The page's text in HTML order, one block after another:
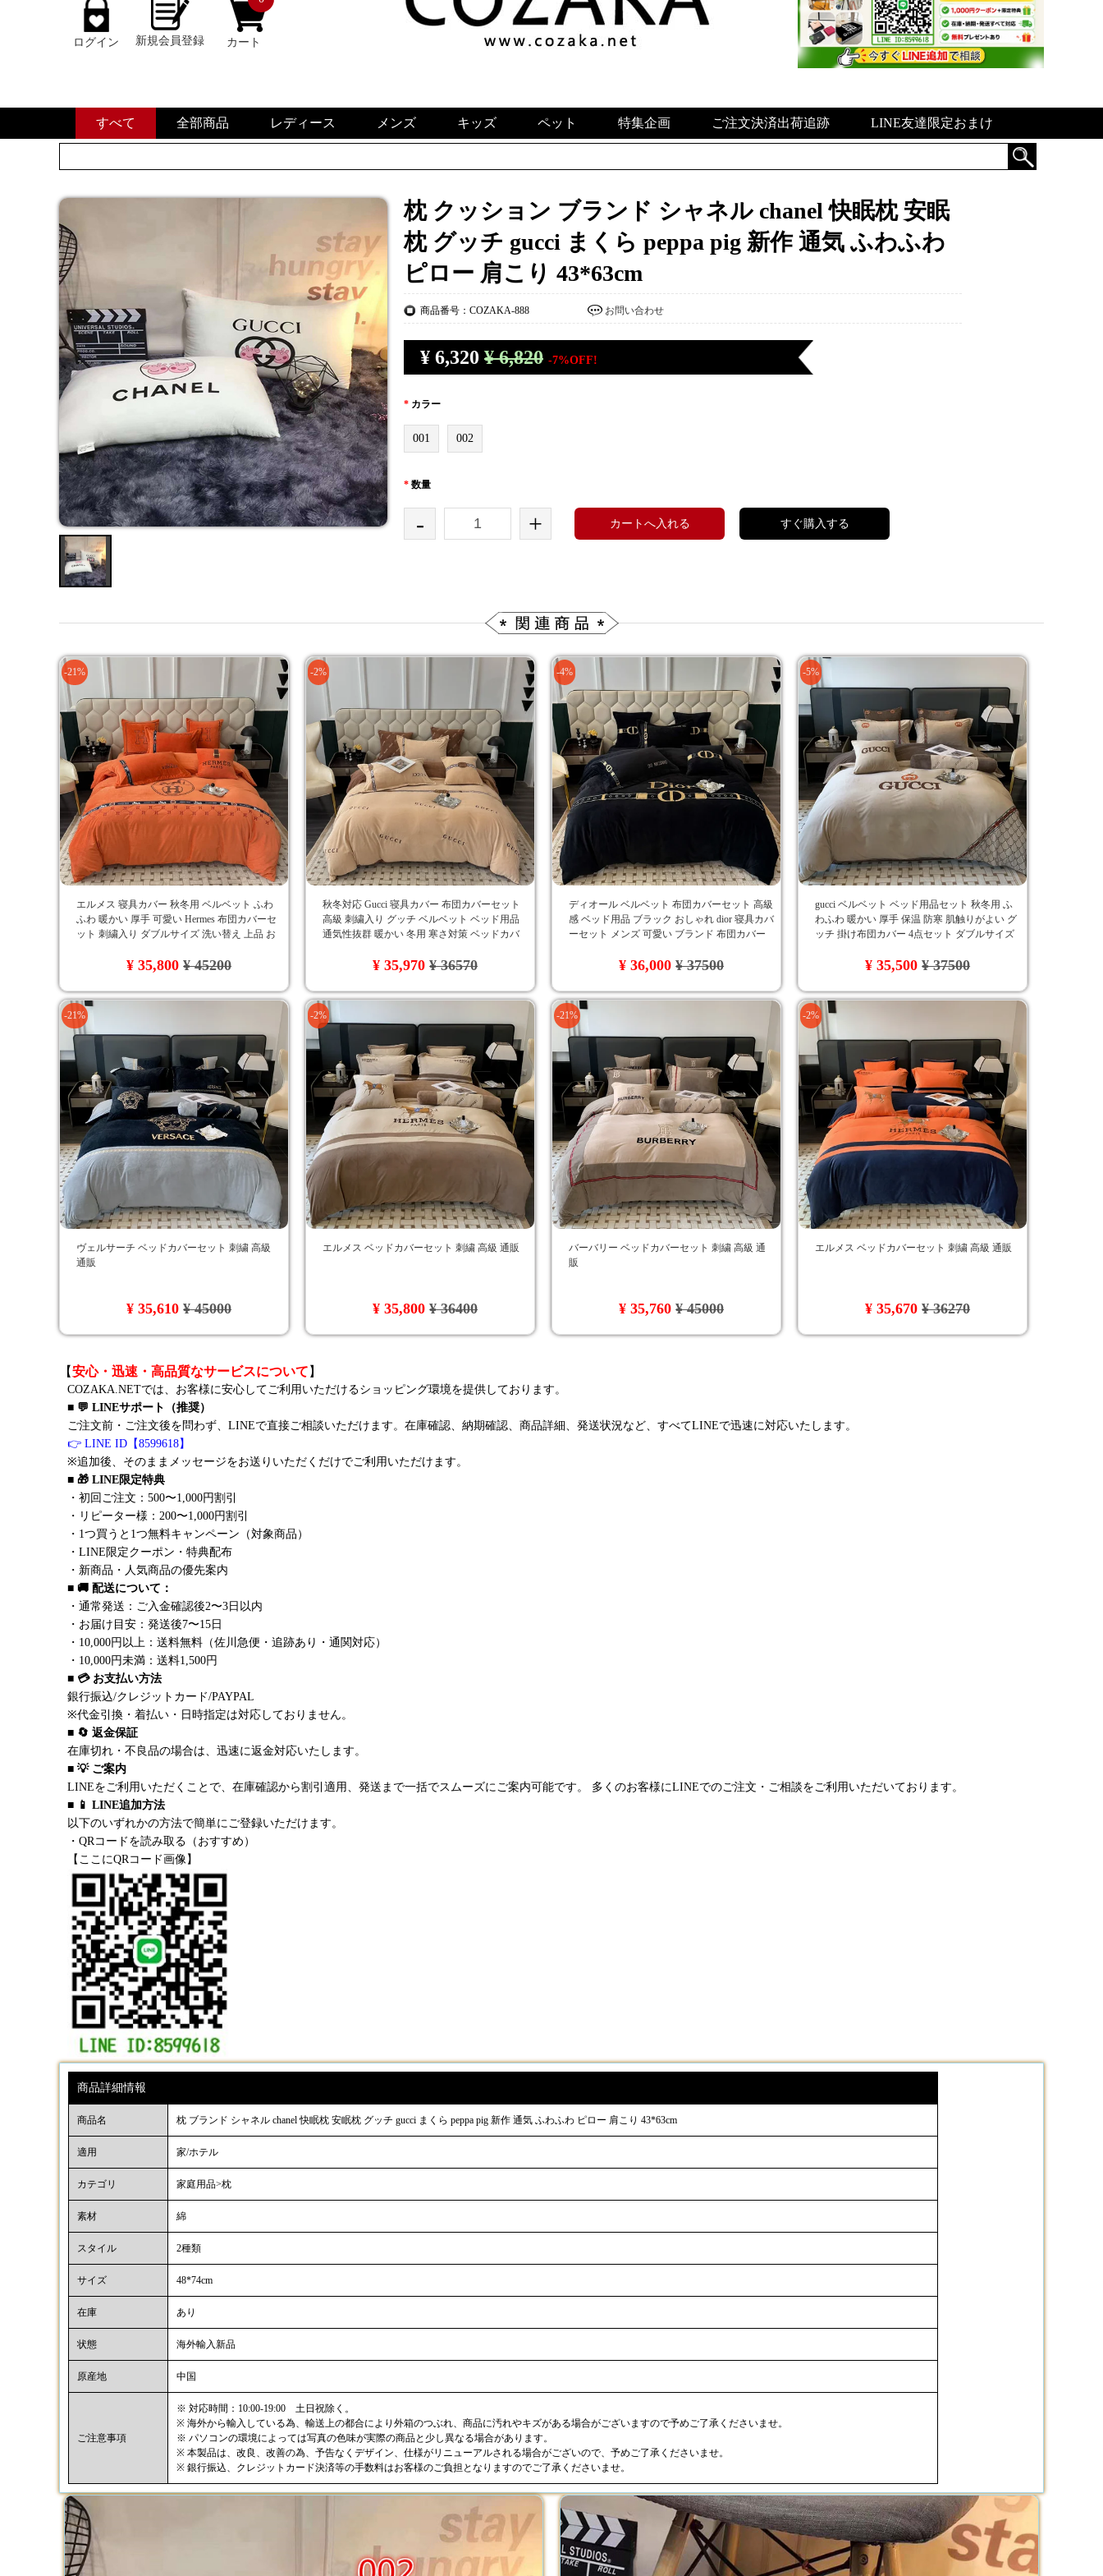
ログイン 新規会員登録 カート
すべて 全部商品 レディース メンズ キッズ ペット 特集企画 ご注文決済出荷追跡 LINE友達限定おまけ
枕 クッション ブランド シャネル chanel 快眠枕 安眠
枕 グッチ gucci まくら peppa pig 新作 通気 ふわふわ
ピロー 肩こり 43*63cm
商品番号：COZAKA-888 お問い合わせ
¥ 6,320 ¥ 6,820 -7%OFF!
* カラー
001 002
* 数量
- + カートへ入れる すぐ購入する
-21%
エルメス 寝具カバー 秋冬用 ベルベット ふわ
ふわ 暖かい 厚手 可愛い Hermes 布団カバーセ
ット 刺繍入り ダブルサイズ 洗い替え 上品 お
¥ 35,800¥ 45200
-2%
秋冬対応 Gucci 寝具カバー 布団カバーセット
高級 刺繍入り グッチ ベルベット ベッド用品
通気性抜群 暖かい 冬用 寒さ対策 ベッドカバ
¥ 35,970¥ 36570
-4%
ディオール ベルベット 布団カバーセット 高級
感 ベッド用品 ブラック おしゃれ dior 寝具カバ
ーセット メンズ 可愛い ブランド 布団カバー
り 洗濯可 秋冬対応
¥ 36,000¥ 37500
-5%
gucci ベルベット ベッド用品セット 秋冬用 ふ
わふわ 暖かい 厚手 保温 防寒 肌触りがよい グ
ッチ 掛け布団カバー 4点セット ダブルサイズ
¥ 35,500¥ 37500
-21%
ヴェルサーチ ベッドカバーセット 刺繍 高級
通販
¥ 35,610¥ 45000
-2%
エルメス ベッドカバーセット 刺繍 高級 通販
¥ 35,800¥ 36400
-21%
バーバリー ベッドカバーセット 刺繍 高級 通
販
¥ 35,760¥ 45000
-2%
エルメス ベッドカバーセット 刺繍 高級 通販
¥ 35,670¥ 36270
【安心・迅速・高品質なサービスについて 】
COZAKA.NETでは、お客様に安心してご利用いただけるショッピング環境を提供しております。
■ 💬 LINEサポート（推奨）
ご注文前・ご注文後を問わず、LINEで直接ご相談いただけます。在庫確認、納期確認、商品詳細、発送状況など、すべてLINEで迅速に対応いたします。
👉 LINE ID【8599618】
※追加後、そのままメッセージをお送りいただくだけでご利用いただけます。
■ 🎁 LINE限定特典
・初回ご注文：500〜1,000円割引
・リピーター様：200〜1,000円割引
・1つ買うと1つ無料キャンペーン（対象商品）
・LINE限定クーポン・特典配布
・新商品・人気商品の優先案内
■ 🚚 配送について：
・通常発送：ご入金確認後2〜3日以内
・お届け目安：発送後7〜15日
・10,000円以上：送料無料（佐川急便・追跡あり・通関対応）
・10,000円未満：送料1,500円
■ 💳 お支払い方法
銀行振込/クレジットカード/PAYPAL
※代金引換・着払い・日時指定は対応しておりません。
■ 🔄 返金保証
在庫切れ・不良品の場合は、迅速に返金対応いたします。
■ 💡 ご案内
LINEをご利用いただくことで、在庫確認から割引適用、発送まで一括でスムーズにご案内可能です。 多くのお客様にLINEでのご注文・ご相談をご利用いただいております。
■ 📱 LINE追加方法
以下のいずれかの方法で簡単にご登録いただけます。
・QRコードを読み取る（おすすめ）
【ここにQRコード画像】
商品詳細情報
商品名 枕 ブランド シャネル chanel 快眠枕 安眠枕 グッチ gucci まくら peppa pig 新作 通気 ふわふわ ピロー 肩こり 43*63cm
適用 家/ホテル
カテゴリ 家庭用品>枕
素材 綿
スタイル 2種類
サイズ 48*74cm
在庫 あり
状態 海外輸入新品
原産地 中国
ご注意事項
※ 対応時間：10:00-19:00 土日祝除く。
※ 海外から輸入している為、輸送上の都合により外箱のつぶれ、商品に汚れやキズがある場合がございますので予めご了承くださいませ。
※ パソコンの環境によっては写真の色味が実際の商品と少し異なる場合があります。
※ 本製品は、改良、改善の為、予告なくデザイン、仕様がリニューアルされる場合がございので、予めご了承くださいませ。
※ 銀行振込、クレジットカード決済等の手数料はお客様のご負担となりますのでご了承くださいませ。